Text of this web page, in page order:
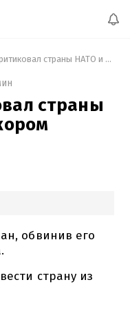
Трамп раскритиковал страны НАТО и заявил о скором разгроме Ирана
страны
обвинив его
страну из